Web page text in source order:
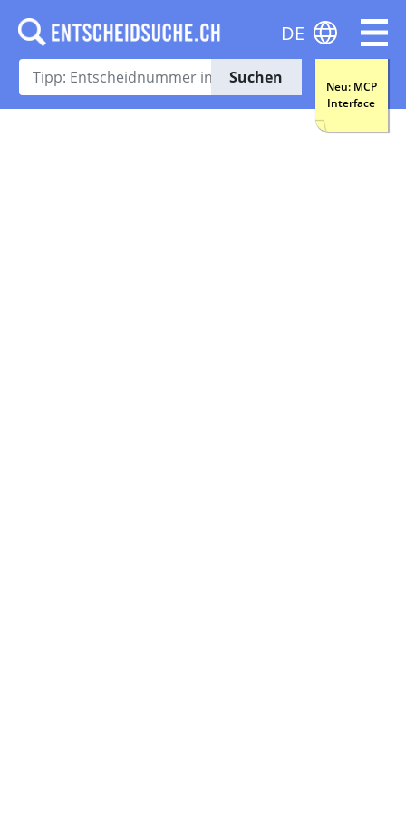
Suchen
Neu: MCP
Interface
DE